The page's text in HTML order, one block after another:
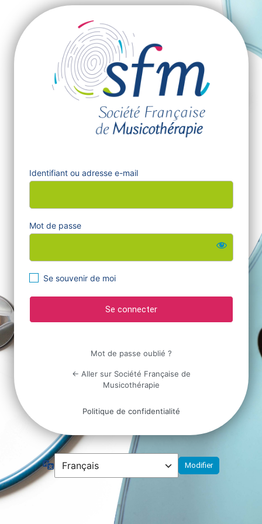
connecter
Identifiant ou adresse e-mail
Mot de passe
Se souvenir de moi
Mot de passe oublié ?
← Aller sur Société Française de
Musicothérapie
Politique de confidentialité
Langue